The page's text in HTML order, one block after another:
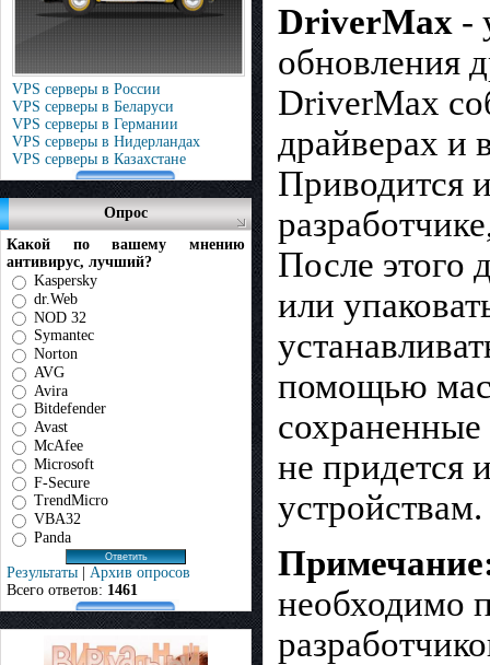
VPS серверы в России
VPS серверы в Беларуси
VPS серверы в Германии
VPS серверы в Нидерландах
VPS серверы в Казахстане
Опрос
Какой по вашему мнению
антивирус, лучший?
Kaspersky
dr.Web
NOD 32
Symantec
Norton
AVG
Avira
Bitdefender
Avast
McAfee
Microsoft
F-Secure
TrendMicro
VBA32
Panda
Результаты | Архив опросов
Всего ответов: 1461
DriverMax -
обновления
DriverMax
драйверах и
Приводится
После этого
или
помощью
не придется
устройствам.
необходимо